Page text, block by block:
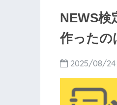
NEWS検
作ったの
2025/08/24